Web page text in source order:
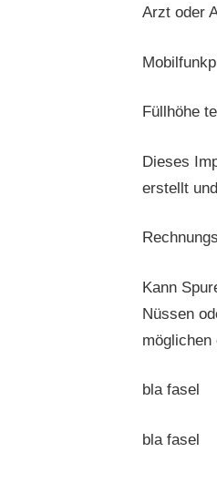
Arzt oder
Füllhöhe
Dieses
erstellt
Kann
Nüssen
möglichen
bla fasel
bla fasel